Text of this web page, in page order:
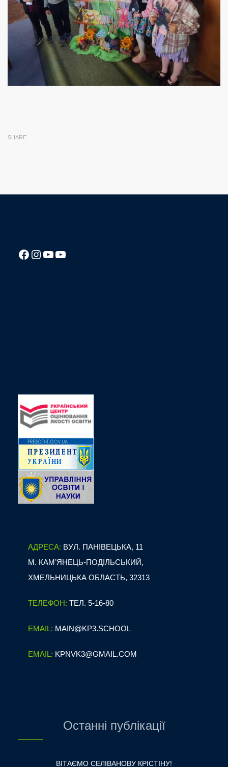
SHARE
Посилання на Facebook сторінку ліцею
Instagram
Посилання на YouTube канал ліцеюПосилання на YouTube канал ліцею
АДРЕСА: ВУЛ. ПАНІВЕЦЬКА, 11
М. КАМ’ЯНЕЦЬ-ПОДІЛЬСЬКИЙ,
ХМЕЛЬНИЦЬКА ОБЛАСТЬ, 32313
ТЕЛЕФОН: ТЕЛ. 5-16-80
EMAIL: MAIN@KP3.SCHOOL
EMAIL: KPNVK3@GMAIL.COM
Останні публікації
ВІТАЄМО СЕЛІВАНОВУ КРІСТІНУ!